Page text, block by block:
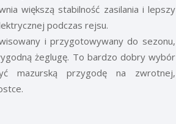
większą stabilność zasilania i lepszy
podczas rejsu.
i przygotowywany do sezonu,
żeglugę. To bardzo dobry wybór
mazurską przygodę na zwrotnej,